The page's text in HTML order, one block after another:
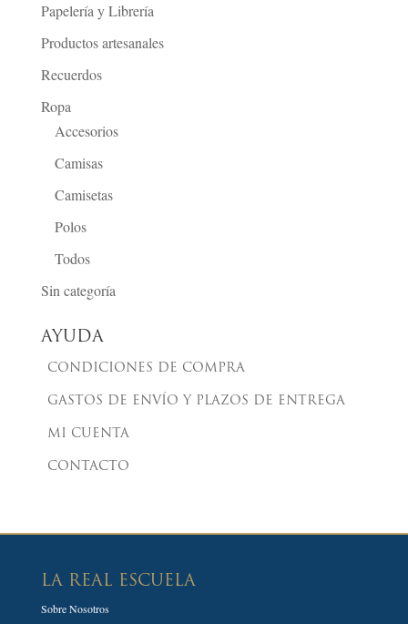
Papelería y Librería
Productos artesanales
Recuerdos
Ropa
Accesorios
Camisas
Camisetas
Polos
Todos
Sin categoría
AYUDA
CONDICIONES DE COMPRA
GASTOS DE ENVÍO Y PLAZOS DE ENTREGA
MI CUENTA
CONTACTO
LA REAL ESCUELA
Sobre Nosotros